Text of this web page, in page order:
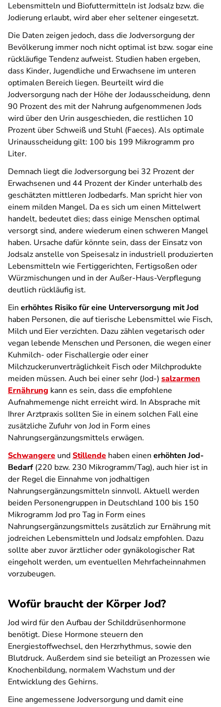
Lebensmitteln und Biofuttermitteln ist Jodsalz bzw. die
Jodierung erlaubt, wird aber eher seltener eingesetzt.
Die Daten zeigen jedoch, dass die Jodversorgung der
Bevölkerung immer noch nicht optimal ist bzw. sogar eine
rückläufige Tendenz aufweist. Studien haben ergeben,
dass Kinder, Jugendliche und Erwachsene im unteren
optimalen Bereich liegen. Beurteilt wird die
Jodversorgung nach der Höhe der Jodausscheidung, denn
90 Prozent des mit der Nahrung aufgenommenen Jods
wird über den Urin ausgeschieden, die restlichen 10
Prozent über Schweiß und Stuhl (Faeces). Als optimale
Urinausscheidung gilt: 100 bis 199 Mikrogramm pro
Liter.
Demnach liegt die Jodversorgung bei 32 Prozent der
Erwachsenen und 44 Prozent der Kinder unterhalb des
geschätzten mittleren Jodbedarfs. Man spricht hier von
einem milden Mangel. Da es sich um einen Mittelwert
handelt, bedeutet dies; dass einige Menschen optimal
versorgt sind, andere wiederum einen schweren Mangel
haben. Ursache dafür könnte sein, dass der Einsatz von
Jodsalz anstelle von Speisesalz in industriell produzierten
Lebensmitteln wie Fertiggerichten, Fertigsoßen oder
Würzmischungen und in der Außer-Haus-Verpflegung
deutlich rückläufig ist.
Ein erhöhtes Risiko für eine Unterversorgung mit Jod
haben Personen, die auf tierische Lebensmittel wie Fisch,
Milch und Eier verzichten. Dazu zählen vegetarisch oder
vegan lebende Menschen und Personen, die wegen einer
Kuhmilch- oder Fischallergie oder einer
Milchzuckerunverträglichkeit Fisch oder Milchprodukte
meiden müssen. Auch bei einer sehr (Jod-) salzarmen
Ernährung kann es sein, dass die empfohlene
Aufnahmemenge nicht erreicht wird. In Absprache mit
Ihrer Arztpraxis sollten Sie in einem solchen Fall eine
zusätzliche Zufuhr von Jod in Form eines
Nahrungsergänzungsmittels erwägen.
Schwangere undStillende haben einen erhöhten Jod-
Bedarf (220 bzw. 230 Mikrogramm/Tag), auch hier ist in
der Regel die Einnahme von jodhaltigen
Nahrungsergänzungsmitteln sinnvoll. Aktuell werden
beiden Personengruppen in Deutschland 100 bis 150
Mikrogramm Jod pro Tag in Form eines
Nahrungsergänzungsmittels zusätzlich zur Ernährung mit
jodreichen Lebensmitteln und Jodsalz empfohlen. Dazu
sollte aber zuvor ärztlicher oder gynäkologischer Rat
eingeholt werden, um eventuellen Mehrfacheinnahmen
vorzubeugen.
Wofür braucht der Körper Jod?
Jod wird für den Aufbau der Schilddrüsenhormone
benötigt. Diese Hormone steuern den
Energiestoffwechsel, den Herzrhythmus, sowie den
Blutdruck. Außerdem sind sie beteiligt an Prozessen wie
Knochenbildung, normalem Wachstum und der
Entwicklung des Gehirns.
Eine angemessene Jodversorgung und damit eine